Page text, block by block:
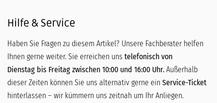
Hilfe & Service
Haben Sie Fragen zu diesem Artikel? Unsere Fachberater helfen
Ihnen gerne weiter. Sie erreichen uns telefonisch von
Dienstag bis Freitag zwischen 10:00 und 16:00 Uhr. Außerhalb
dieser Zeiten können Sie uns alternativ gerne ein Service-Ticket
hinterlassen – wir kümmern uns zeitnah um Ihr Anliegen.